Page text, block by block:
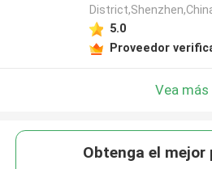
5.0
Proveedor
Vea más
Obtenga el mejor